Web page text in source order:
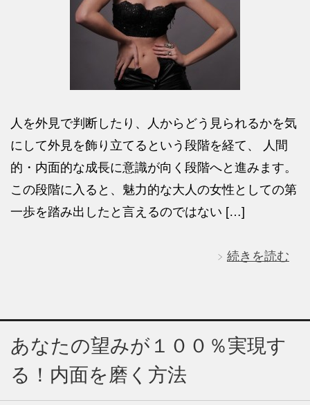
人を外見で判断したり、人からどう見られるかを気
にして外見を飾り立てるという段階を経て、 人間
的・内面的な成長に意識が向く段階へと進みます。
この段階に入ると、魅力的な大人の女性としての第
一歩を踏み出したと言えるのではない […]
続きを読む
あなたの望みが１００％実現す
る！内面を磨く方法